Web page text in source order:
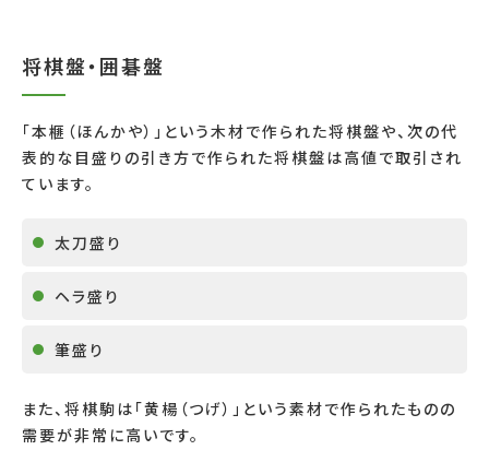
将棋盤・囲碁盤
「本榧（ほんかや）」という木材で作られた将棋盤や、次の代
表的な目盛りの引き方で作られた将棋盤は高値で取引され
ています。
太刀盛り
ヘラ盛り
筆盛り
また、将棋駒は「黄楊（つげ）」という素材で作られたものの
需要が非常に高いです。